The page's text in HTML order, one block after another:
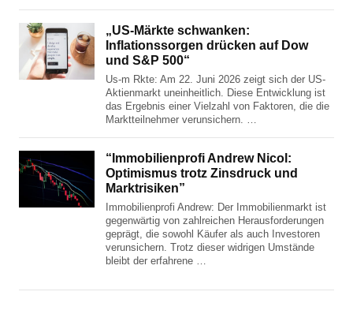
„US-Märkte schwanken:
Inflationssorgen drücken auf Dow
und S&P 500“
Us-m Rkte: Am 22. Juni 2026 zeigt sich der US-
Aktienmarkt uneinheitlich. Diese Entwicklung ist
das Ergebnis einer Vielzahl von Faktoren, die die
Marktteilnehmer verunsichern. …
“Immobilienprofi Andrew Nicol:
Optimismus trotz Zinsdruck und
Marktrisiken”
Immobilienprofi Andrew: Der Immobilienmarkt ist
gegenwärtig von zahlreichen Herausforderungen
geprägt, die sowohl Käufer als auch Investoren
verunsichern. Trotz dieser widrigen Umstände
bleibt der erfahrene …